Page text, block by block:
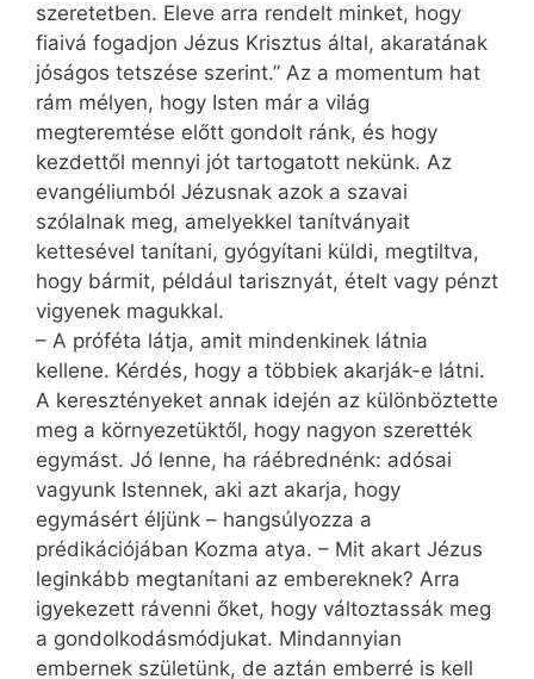
szeretetben. Eleve arra rendelt minket, hogy
fiaivá fogadjon Jézus Krisztus által, akaratának
jóságos tetszése szerint.” Az a momentum hat
rám mélyen, hogy Isten már a világ
megteremtése előtt gondolt ránk, és hogy
kezdettől mennyi jót tartogatott nekünk. Az
evangéliumból Jézusnak azok a szavai
szólalnak meg, amelyekkel tanítványait
kettesével tanítani, gyógyítani küldi, megtiltva,
hogy bármit, például tarisznyát, ételt vagy pénzt
vigyenek magukkal.
– A próféta látja, amit mindenkinek látnia
kellene. Kérdés, hogy a többiek akarják-e látni.
A keresztényeket annak idején az különböztette
meg a környezetüktől, hogy nagyon szerették
egymást. Jó lenne, ha ráébrednénk: adósai
vagyunk Istennek, aki azt akarja, hogy
egymásért éljünk – hangsúlyozza a
prédikációjában Kozma atya. – Mit akart Jézus
leginkább megtanítani az embereknek? Arra
igyekezett rávenni őket, hogy változtassák meg
a gondolkodásmódjukat. Mindannyian
embernek születünk, de aztán emberré is kell